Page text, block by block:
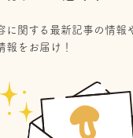
に関する最新記事の情報
報をお届け！